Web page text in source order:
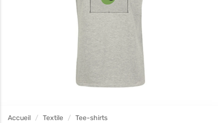
Accueil Textile Tee-shirts